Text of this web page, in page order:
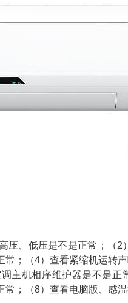
压、低压是不是正常；
；（4）查看紧缩机运转
主机相序维护器是不是
常；（8）查看电脑版、感